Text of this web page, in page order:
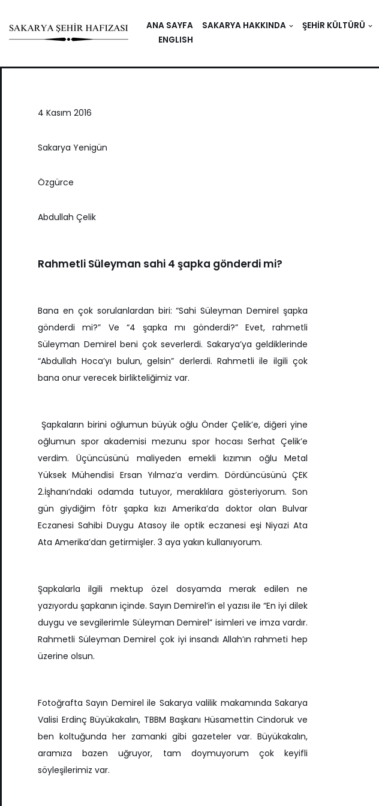
Skip
content
ANA SAYFA SAKARYA HAKKINDA ŞEHIR KÜLTÜRÜ
ENGLISH
4 Kasım 2016
Sakarya Yenigün
Özgürce
Abdullah Çelik
Rahmetli Süleyman sahi 4 şapka gönderdi mi?
Bana en çok sorulanlardan biri: “Sahi Süleyman Demirel şapka
gönderdi mi?” Ve “4 şapka mı gönderdi?” Evet, rahmetli
Süleyman Demirel beni çok severlerdi. Sakarya’ya geldiklerinde
“Abdullah Hoca’yı bulun, gelsin” derlerdi. Rahmetli ile ilgili çok
bana onur verecek birlikteliğimiz var.
Şapkaların birini oğlumun büyük oğlu Önder Çelik’e, diğeri yine
oğlumun spor akademisi mezunu spor hocası Serhat Çelik’e
verdim. Üçüncüsünü maliyeden emekli kızımın oğlu Metal
Yüksek Mühendisi Ersan Yılmaz’a verdim. Dördüncüsünü ÇEK
2.İşhanı’ndaki odamda tutuyor, meraklılara gösteriyorum. Son
gün giydiğim fötr şapka kızı Amerika’da doktor olan Bulvar
Eczanesi Sahibi Duygu Atasoy ile optik eczanesi eşi Niyazi Ata
Ata Amerika’dan getirmişler. 3 aya yakın kullanıyorum.
Şapkalarla ilgili mektup özel dosyamda merak edilen ne
yazıyordu şapkanın içinde. Sayın Demirel’in el yazısı ile “En iyi dilek
duygu ve sevgilerimle Süleyman Demirel” isimleri ve imza vardır.
Rahmetli Süleyman Demirel çok iyi insandı Allah’ın rahmeti hep
üzerine olsun.
Fotoğrafta Sayın Demirel ile Sakarya valilik makamında Sakarya
Valisi Erdinç Büyükakalın, TBBM Başkanı Hüsamettin Cindoruk ve
ben koltuğunda her zamanki gibi gazeteler var. Büyükakalın,
aramıza bazen uğruyor, tam doymuyorum çok keyifli
söyleşilerimiz var.